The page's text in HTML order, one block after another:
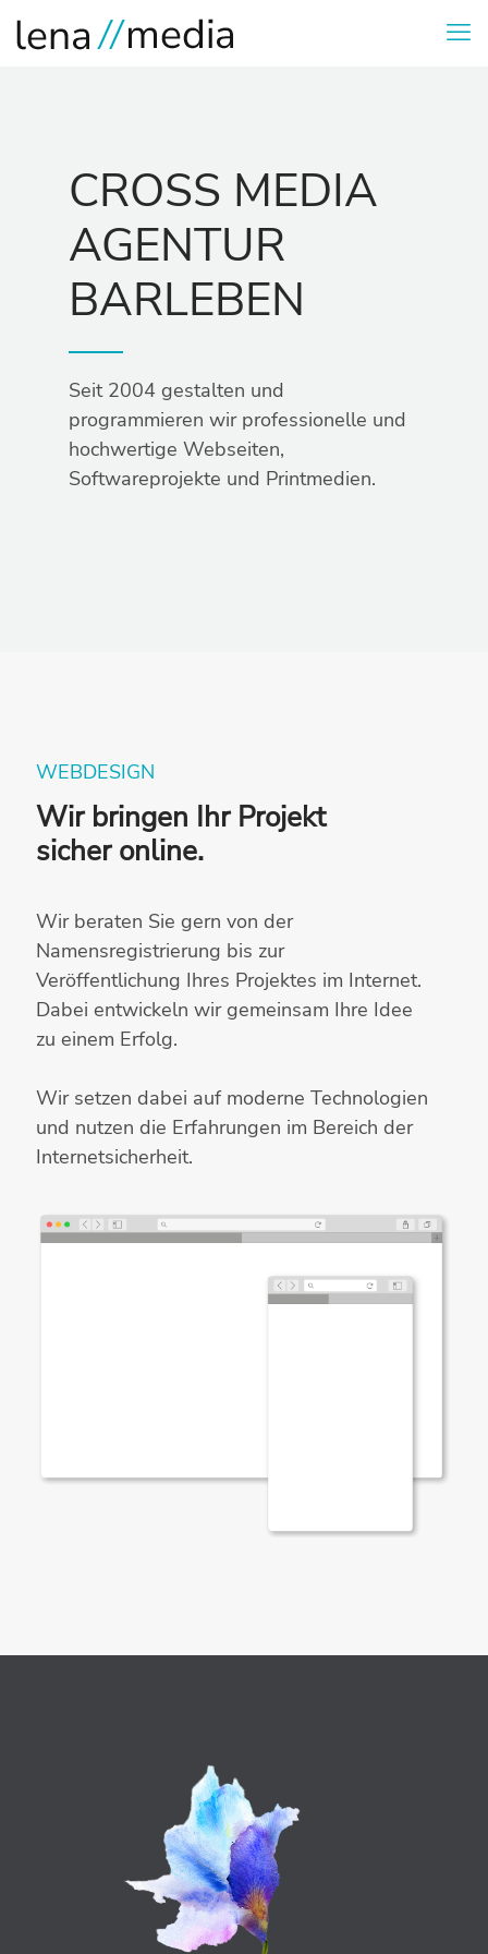
CROSS MEDIA
AGENTUR
BARLEBEN
Seit 2004 gestalten und
programmieren wir professionelle und
hochwertige Webseiten,
Softwareprojekte und Printmedien.
WEBDESIGN
Wir bringen Ihr Projekt
sicher online.
Wir beraten Sie gern von der
Namensregistrierung bis zur
Veröffentlichung Ihres Projektes im Internet.
Dabei entwickeln wir gemeinsam Ihre Idee
zu einem Erfolg.
Wir setzen dabei auf moderne Technologien
und nutzen die Erfahrungen im Bereich der
Internetsicherheit.